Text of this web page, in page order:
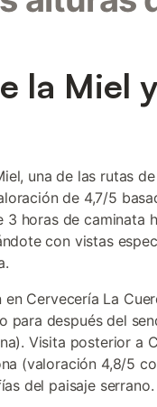
la Miel y
una de las rutas de
de 4,7/5
horas de caminata
con vistas
Cervecería La
después del
Visita posterior a
(valoración 4,8/5
del paisaje serrano.